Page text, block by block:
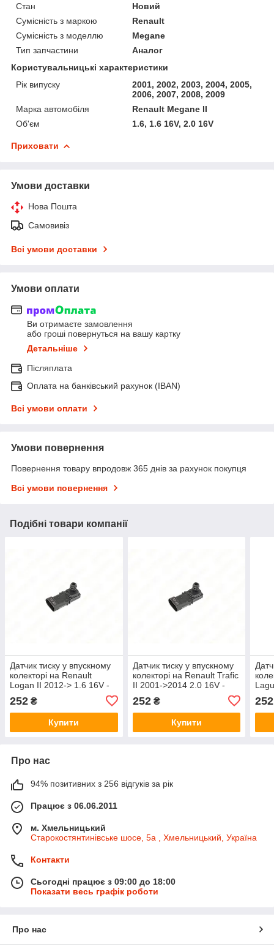
Стан
Новий
Сумісність з маркою
Renault
Сумісність з моделлю
Megane
Тип запчастини
Аналог
Користувальницькі характеристики
Рік випуску
2001, 2002, 2003, 2004, 2005,
2006, 2007, 2008, 2009
Марка автомобіля
Renault Megane II
Об'єм
1.6, 1.6 16V, 2.0 16V
Приховати
Умови доставки
Нова Пошта
Самовивіз
Всі умови доставки
Умови оплати
Ви отримаєте замовлення
або гроші повернуться на вашу картку
Детальніше
Післяплата
Оплата на банківський рахунок (IBAN)
Всі умови оплати
Умови повернення
Повернення товару впродовж 365 днів за рахунок покупця
Всі умови повернення
Подібні товари компанії
Датчик тиску у впускному
колекторі на Renault
Logan II 2012-> 1.6 16V -
252 ₴
Купити
Датчик тиску у впускному
колекторі на Renault Trafic
II 2001->2014 2.0 16V -
252₴
Купити
252
Про нас
94% позитивних з 256 відгуків за рік
Працює з 06.06.2011
м. Хмельницький
Старокостянтинівське шосе, 5а , Хмельницький, Україна
Контакти
Сьогодні працює з 09:00 до 18:00
Показати весь графік роботи
Про нас